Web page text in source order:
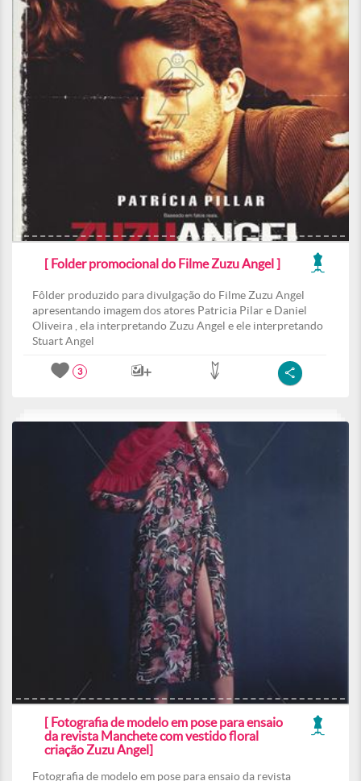
[ Folder promocional do Filme Zuzu Angel ]
Fôlder produzido para divulgação do Filme Zuzu Angel
apresentando imagem dos atores Patricia Pilar e Daniel
Oliveira , ela interpretando Zuzu Angel e ele interpretando
Stuart Angel
3
[ Fotografia de modelo em pose para ensaio
da revista Manchete com vestido floral
criação Zuzu Angel]
Fotografia de modelo em pose para ensaio da revista